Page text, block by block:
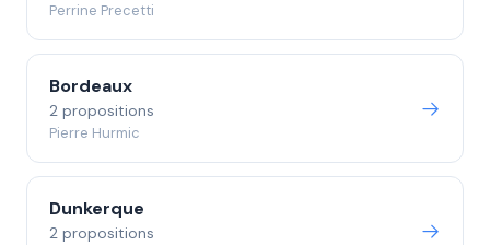
Perrine Precetti
Bordeaux
2 propositions
Pierre Hurmic
Dunkerque
2 propositions